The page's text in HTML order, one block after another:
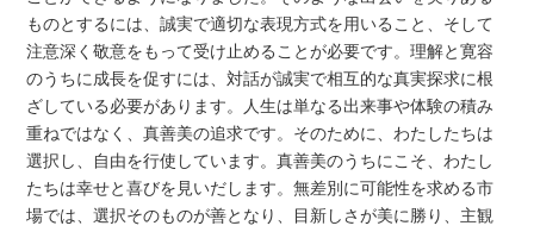
ものとするには、誠実で適切な表現方式を用いること、そして
注意深く敬意をもって受け止めることが必要です。理解と寛容
のうちに成長を促すには、対話が誠実で相互的な真実探求に根
ざしている必要があります。人生は単なる出来事や体験の積み
重ねではなく、真善美の追求です。そのために、わたしたちは
選択し、自由を行使しています。真善美のうちにこそ、わたし
たちは幸せと喜びを見いだします。無差別に可能性を求める市
場では、選択そのものが善となり、目新しさが美に勝り、主観